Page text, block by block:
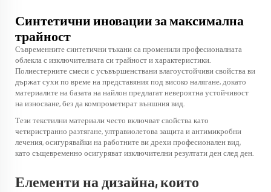
Синтетични иновации за максимална
трайност
Съвременните синтетични тъкани са променили професионалната
облекла с изключителната си трайност и характеристики.
Полиестерните смеси с усъвършенствани влагоустойчиви свойства ви
държат сухи по време на представяния под високо налягане, докато
материалите на базата на найлон предлагат невероятна устойчивост
на износване, без да компрометират външния вид.
Тези текстилни материали често включват свойства като
четиристранно разтягане, ултравиолетова защита и антимикробни
лечения, осигурявайки на работните ви дрехи професионален вид,
като същевременно осигуряват изключителни резултати ден след ден.
Елементи на дизайна, които